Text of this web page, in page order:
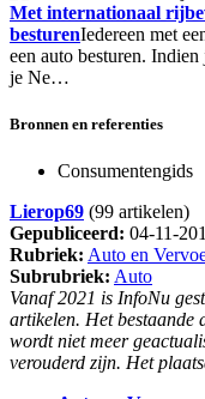
Met internationaal
besturenIedereen met
een auto besturen.
je Ne…
Bronnen en referenties
Consumentengids
Lierop69 (99 artikelen)
Gepubliceerd: 04-11-
Rubriek: Auto en
Subrubriek: Auto
Vanaf 2021 is InfoNu
artikelen. Het bestaande
wordt niet meer
verouderd zijn. Het